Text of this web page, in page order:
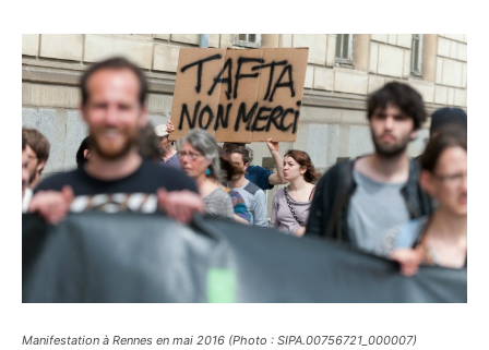
Manifestation à Rennes en mai 2016 (Photo : SIPA.00756721_000007)